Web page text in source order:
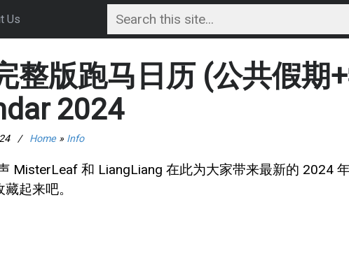
Us
整版跑马日历 (公共假期
2024
/ Home» Info
MisterLeaf 和 LiangLiang 在此为大家带来最新的 2024
起来吧。